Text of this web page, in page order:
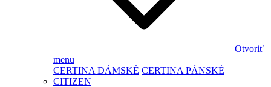
Otvoriť
menu
CERTINA DÁMSKÉ CERTINA PÁNSKÉ
CITIZEN